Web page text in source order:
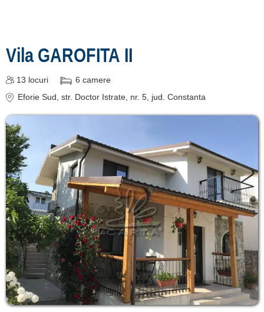
Vila GAROFITA II
13 locuri 6 camere
Eforie Sud , str. Doctor Istrate, nr. 5, jud. Constanta